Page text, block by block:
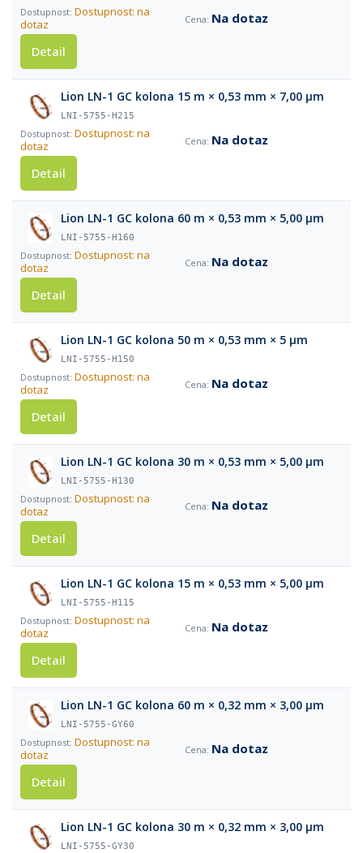
Dostupnost: na
dotaz
Na dotaz
Detail
Lion LN-1 GC kolona 15 m × 0,53 mm × 7,00 µm
LNI-5755-H215
Dostupnost: na
dotaz
Na dotaz
Detail
Lion LN-1 GC kolona 60 m × 0,53 mm × 5,00 µm
LNI-5755-H160
Dostupnost: na
dotaz
Na dotaz
Detail
Lion LN-1 GC kolona 50 m × 0,53 mm × 5 µm
LNI-5755-H150
Dostupnost: na
dotaz
Na dotaz
Detail
Lion LN-1 GC kolona 30 m × 0,53 mm × 5,00 µm
LNI-5755-H130
Dostupnost: na
dotaz
Na dotaz
Detail
Lion LN-1 GC kolona 15 m × 0,53 mm × 5,00 µm
LNI-5755-H115
Dostupnost: na
dotaz
Na dotaz
Detail
Lion LN-1 GC kolona 60 m × 0,32 mm × 3,00 µm
LNI-5755-GY60
Dostupnost: na
dotaz
Na dotaz
Detail
Lion LN-1 GC kolona 30 m × 0,32 mm × 3,00 µm
LNI-5755-GY30